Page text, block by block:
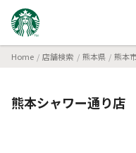
Home 店舗検索 熊本県 熊本
熊本シャワー通り店